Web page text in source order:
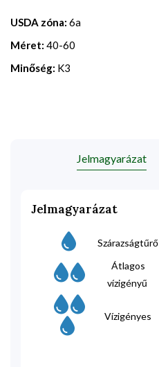
USDA zóna: 6a
Méret: 40-60
Minőség: K3
Jelmagyarázat
Jelmagyarázat
Szárazságtűrő
Átlagos
vízigényű
Vízigényes